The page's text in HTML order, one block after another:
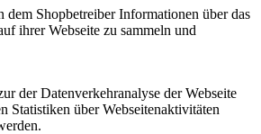
dem Shopbetreiber Informationen über das
ihrer Webseite zu sammeln und
der Datenverkehranalyse der Webseite
Statistiken über Webseitenaktivitäten